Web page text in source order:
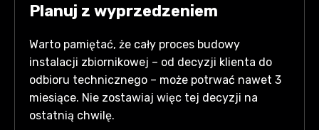
Planuj z wyprzedzeniem
Warto pamiętać, że cały proces budowy
instalacji zbiornikowej – od decyzji klienta do
odbioru technicznego – może potrwać nawet 3
miesiące. Nie zostawiaj więc tej decyzji na
ostatnią chwilę.